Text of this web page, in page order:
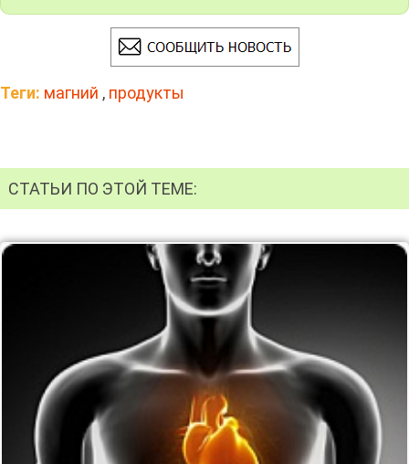
Теги: магний , продукты
СТАТЬИ ПО ЭТОЙ ТЕМЕ: